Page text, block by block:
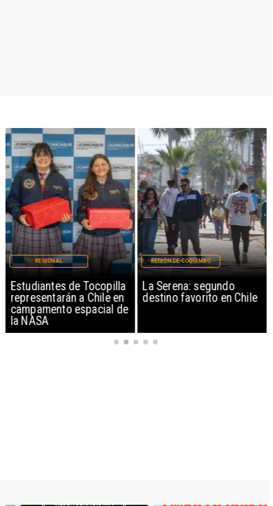
Estudiantes de Tocopilla
representarán a Chile en
campamento espacial de
la NASA
REGIONAL
La Serena: segundo
destino favorito en Chile
REGIÓN DE COQUIMBO